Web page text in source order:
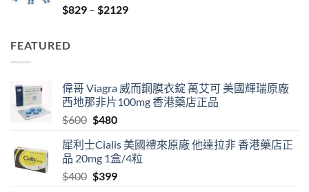
$829 – $2129Price
FEATURED
偉哥 Viagra 威而鋼膜衣錠 萬艾可 美國輝瑞原廠
西地那非片100mg 香港藥店正品
$600 Original
was:
$600.
$480Current
is:
$480.
犀利士Cialis 美國禮來原廠 他達拉非 香港藥店正
品 20mg 1盒/4粒
$400 Original
$399Current